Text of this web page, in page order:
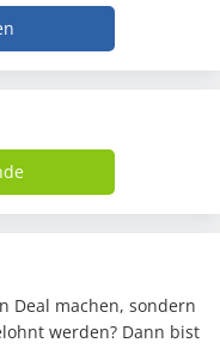
Deal machen, sondern
werden? Dann bist